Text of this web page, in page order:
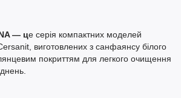
— це серія компактних моделей
виготовлених з санфаянсу білого
покриттям для легкого очищення